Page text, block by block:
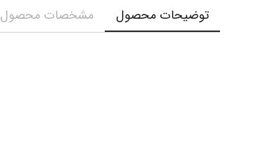
توضیحات محصول مشخصات محصول